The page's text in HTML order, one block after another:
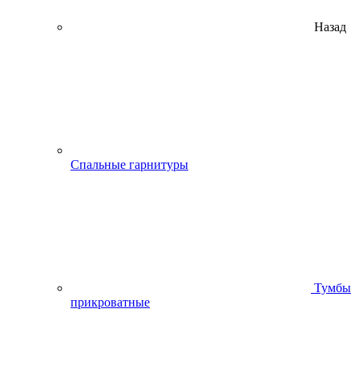
Назад
Спальные гарнитуры
Тумбы
прикроватные